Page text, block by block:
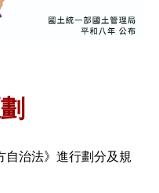
自治法》進行劃分及規